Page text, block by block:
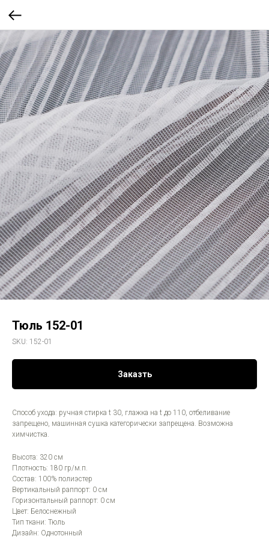
Тюль 152-01
SKU: 152-01
Заказть
Способ ухода: ручная стирка t 30, глажка на t до 110, отбеливание
запрещено, машинная сушка категорически запрещена. Возможна
химчистка.
Высота: 320 см
Плотность: 180 гр/м.п.
Состав: 100% полиэстер
Вертикальный раппорт: 0 см
Горизонтальный раппорт: 0 см
Цвет: Белоснежный
Тип ткани: Тюль
Дизайн: Однотонный